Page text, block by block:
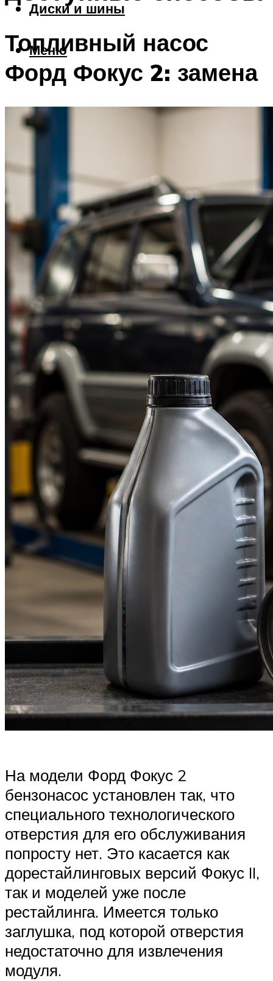
Диски и шины
Меню
Топливный насос
Форд Фокус 2: замена
На модели Форд Фокус 2
бензонасос установлен так, что
специального технологического
отверстия для его обслуживания
попросту нет. Это касается как
дорестайлинговых версий Фокус II,
так и моделей уже после
рестайлинга. Имеется только
заглушка, под которой отверстия
недостаточно для извлечения
модуля.